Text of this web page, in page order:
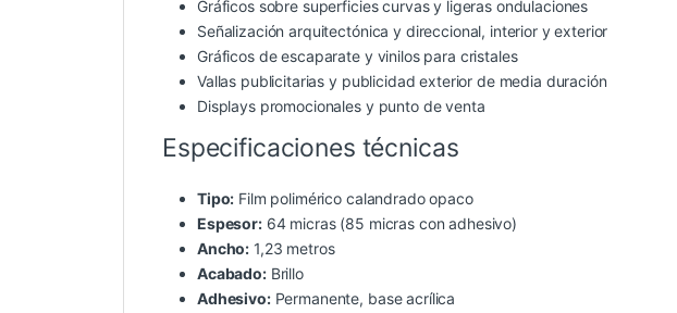
Gráficos sobre superficies curvas y ligeras ondulaciones
Señalización arquitectónica y direccional, interior y exterior
Gráficos de escaparate y vinilos para cristales
Vallas publicitarias y publicidad exterior de media duración
Displays promocionales y punto de venta
Especificaciones técnicas
Tipo: Film polimérico calandrado opaco
Espesor:64 micras (85 micras con adhesivo)
Ancho: 1,23 metros
Acabado:Brillo
Adhesivo:Permanente, base acrílica